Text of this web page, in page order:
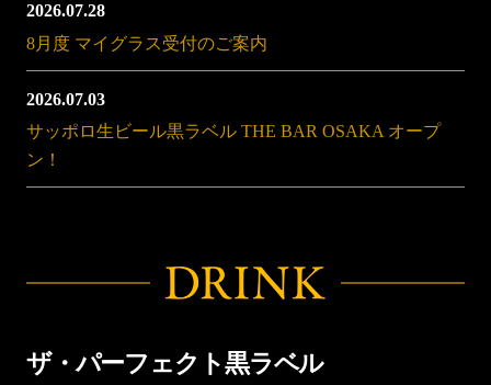
2026.07.28
8月度 マイグラス受付のご案内
2026.07.03
サッポロ生ビール黒ラベル THE BAR OSAKA オープ
ン！
ザ・パーフェクト黒ラベル